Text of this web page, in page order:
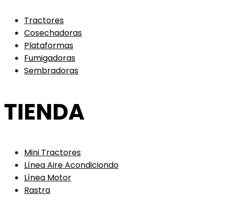
Tractores
Cosechadoras
Plataformas
Fumigadoras
Sembradoras
TIENDA
Mini Tractores
Línea Aire Acondiciondo
Línea Motor
Rastra